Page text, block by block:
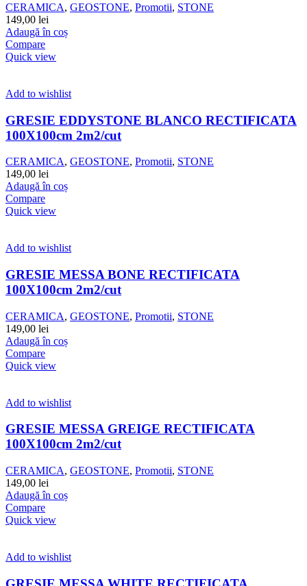
CERAMICA, GEOSTONE, Promotii, STONE
149,00 lei
Adaugă în coș
Compare
Quick view
Add to wishlist
GRESIE EDDYSTONE BLANCO RECTIFICATA
100X100cm 2m2/cut
CERAMICA, GEOSTONE, Promotii, STONE
149,00 lei
Adaugă în coș
Compare
Quick view
Add to wishlist
GRESIE MESSA BONE RECTIFICATA
100X100cm 2m2/cut
CERAMICA, GEOSTONE, Promotii, STONE
149,00 lei
Adaugă în coș
Compare
Quick view
Add to wishlist
GRESIE MESSA GREIGE RECTIFICATA
100X100cm 2m2/cut
CERAMICA, GEOSTONE, Promotii, STONE
149,00 lei
Adaugă în coș
Compare
Quick view
Add to wishlist